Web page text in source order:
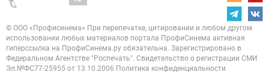
© ООО «Профисинема» При перепечатке, цитировании и любом другом
использовании любых материалов портала ПрофиСинема активная
гиперссылка на ПрофиСинема.ру обязательна. Зарегистрировано в
Федеральном Агентстве "Роспечать". Свидетельство о регистрации СМИ
Эл.№ФС77-25955 от 13.10.2006 Политика конфиденциальности